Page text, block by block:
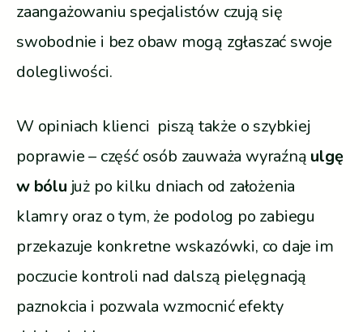
zaangażowaniu specjalistów czują się
swobodnie i bez obaw mogą zgłaszać swoje
dolegliwości.
W opiniach klienci piszą także o szybkiej
poprawie – część osób zauważa wyraźną ulgę
w bólu już po kilku dniach od założenia
klamry oraz o tym, że podolog po zabiegu
przekazuje konkretne wskazówki, co daje im
poczucie kontroli nad dalszą pielęgnacją
paznokcia i pozwala wzmocnić efekty